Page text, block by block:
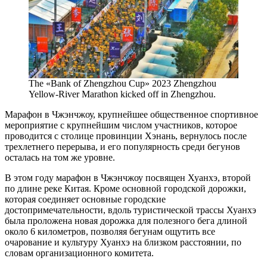
The «Bank of Zhengzhou Cup» 2023 Zhengzhou
Yellow-River Marathon kicked off in Zhengzhou.
Марафон в Чжэнчжоу, крупнейшее общественное спортивное
мероприятие с крупнейшим числом участников, которое
проводится с столице провинции Хэнань, вернулось после
трехлетнего перерыва, и его популярность среди бегунов
осталась на том же уровне.
В этом году марафон в Чжэнчжоу посвящен Хуанхэ, второй
по длине реке Китая. Кроме основной городской дорожки,
которая соединяет основные городские
достопримечательности, вдоль туристической трассы Хуанхэ
была проложена новая дорожка для полезного бега длиной
около 6 километров, позволяя бегунам ощутить все
очарование и культуру Хуанхэ на близком расстоянии, по
словам организационного комитета.